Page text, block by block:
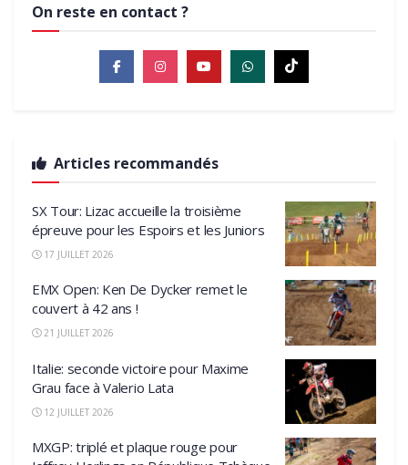
On reste en contact ?
Articles recommandés
SX Tour: Lizac accueille la troisième
épreuve pour les Espoirs et les Juniors
17 JUILLET 2026
EMX Open: Ken De Dycker remet le
couvert à 42 ans !
21 JUILLET 2026
Italie: seconde victoire pour Maxime
Grau face à Valerio Lata
12 JUILLET 2026
MXGP: triplé et plaque rouge pour